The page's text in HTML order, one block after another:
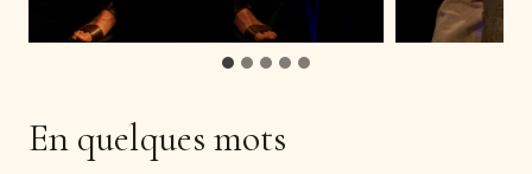
En quelques mots